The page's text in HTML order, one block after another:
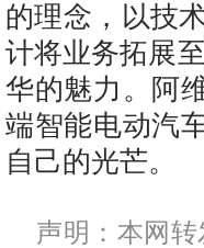
的理念，以技
计将业务拓展
华的魅力。阿
端智能电动汽
自己的光芒。
声明：本网